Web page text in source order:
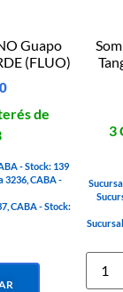
Guapo
(FLUO)
de
- Stock: 139
3236, CABA -
CABA - Stock:
3